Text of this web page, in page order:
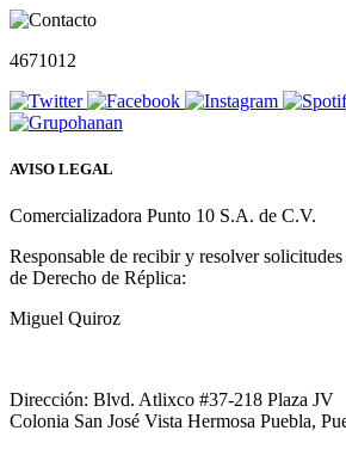
4671012
AVISO LEGAL
Comercializadora Punto 10 S.A. de C.V.
Responsable de recibir y resolver
de Derecho de Réplica:
Miguel Quiroz
Dirección: Blvd. Atlixco #37-218 Plaza JV
Colonia San José Vista Hermosa Puebla,